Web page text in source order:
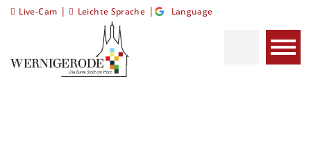
Live-Cam | Leichte Sprache | Language